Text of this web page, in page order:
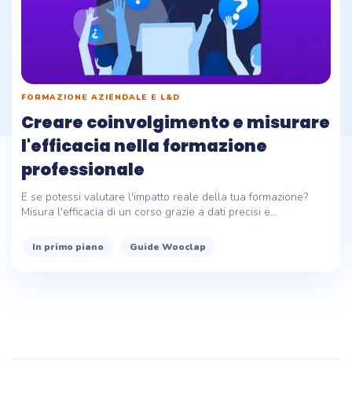
FORMAZIONE AZIENDALE E L&D
Creare coinvolgimento e misurare
l'efficacia nella formazione
professionale
E se potessi valutare l'impatto reale della tua formazione?
Misura l'efficacia di un corso grazie a dati precisi e...
In primo piano Guide Wooclap